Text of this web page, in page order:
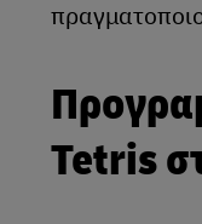
Tetris